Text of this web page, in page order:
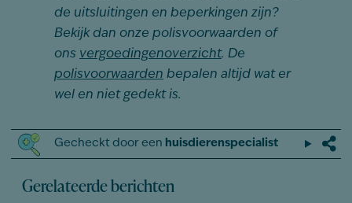
de uitsluitingen en beperkingen zijn?
Bekijk dan onze polisvoorwaarden of
ons vergoedingenoverzicht. De
polisvoorwaarden bepalen altijd wat er
wel en niet gedekt is.
Gecheckt door een huisdierenspecialist
Gerelateerde berichten